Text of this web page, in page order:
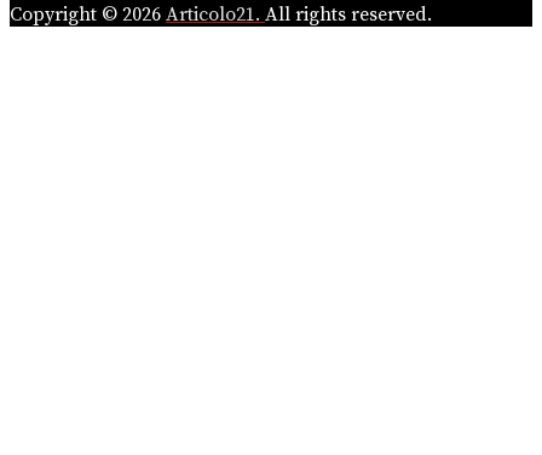
Copyright © 2026 Articolo21. All rights reserved.